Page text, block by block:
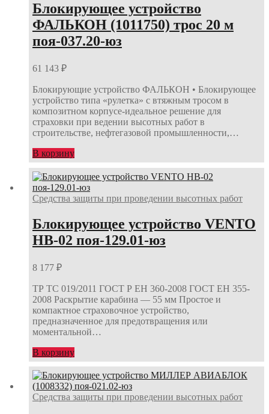
Блокирующее устройство
ФАЛЬКОН (1011750) трос 20 м
поя-037.20-юз
61 143 ₽
Блокирующие устройство ФАЛЬКОН • Блокирующее
устройство типа «рулетка» с втяжным тросом в
композитном корпусе-идеальное решение для
страховки при ведении высотных работ в
строительстве, нефтегазовой промышленности,…
В корзину
Средства защиты при проведении высотных работ
Блокирующее устройство VENTO
НВ-02 поя-129.01-юз
8 177 ₽
ТР ТС 019/2011 ГОСТ Р ЕН 360-2008 ГОСТ ЕН 355-
2008 Раскрытие карабина — 55 мм Простое и
компактное страховочное устройство,
предназначенное для предотвращения или
моментальной…
В корзину
Средства защиты при проведении высотных работ